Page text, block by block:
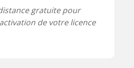
gratuite pour
de votre licence